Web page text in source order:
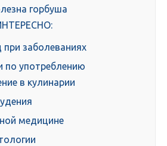
горбуша
при заболеваниях
по употреблению
в кулинарии
медицине